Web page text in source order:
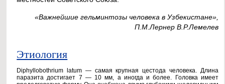
«Важнейшие гельминтозы человека в Узбекистане»,
П.М.Лернер В.Р.Лемелев
Этиология
Diphyllobothrium latum — самая крупная цестода человека. Длина
паразита достигает 7 — 10 мм, а иногда и более. Головка имеет